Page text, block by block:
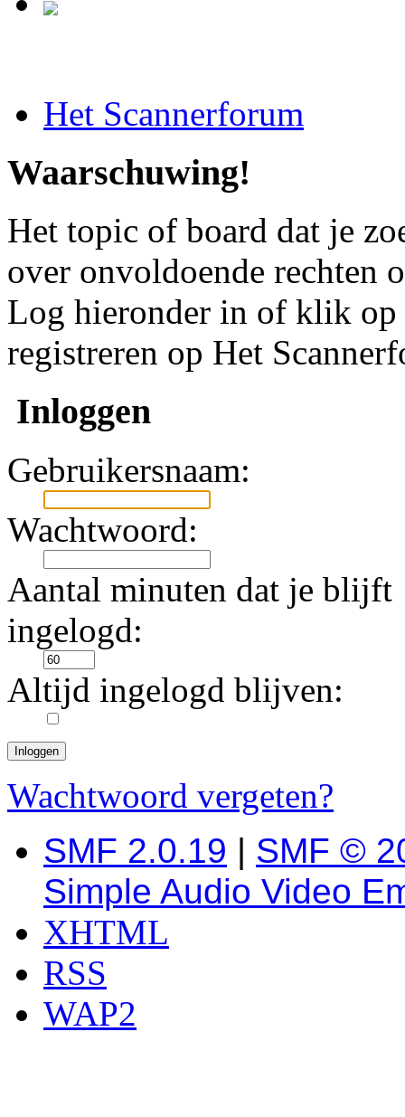
Het Scannerforum
Waarschuwing!
Het topic of board dat je
over onvoldoende rechten
Log hieronder in of klik op
registreren op Het
Inloggen
Gebruikersnaam:
Wachtwoord:
Aantal minuten dat je blijft
ingelogd:
Altijd ingelogd blijven:
Wachtwoord vergeten?
SMF 2.0.19 | SMF ©
Simple Audio Video
XHTML
RSS
WAP2